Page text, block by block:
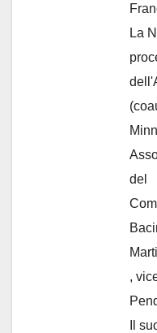
La
del
,
Il